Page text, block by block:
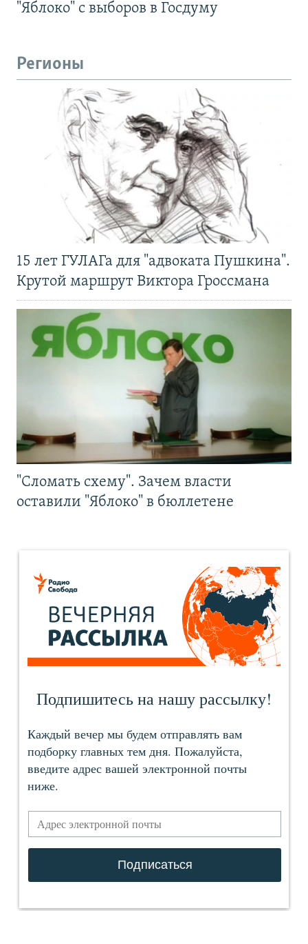
"Яблоко" с выборов в Госдуму
Регионы
15 лет ГУЛАГа для "адвоката Пушкина".
Крутой маршрут Виктора Гроссмана
"Сломать схему". Зачем власти
оставили "Яблоко" в бюллетене